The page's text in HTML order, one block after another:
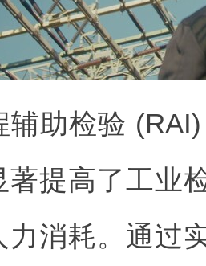
检验 (RAI)
著提高了工业
力消耗。通过